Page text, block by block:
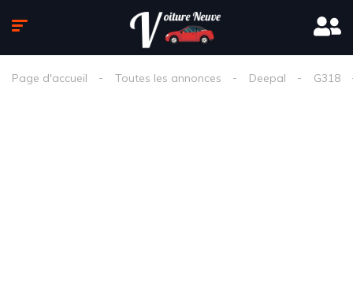
Page d'accueil Toutes les annonces Deepal G318